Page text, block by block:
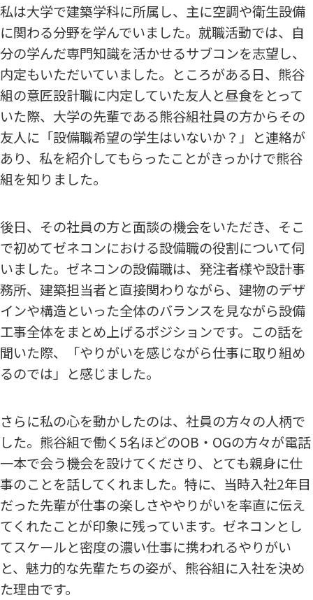
私は大学で建築学科に所属し、主に空調や衛生設備
に関わる分野を学んでいました。就職活動では、自
分の学んだ専門知識を活かせるサブコンを志望し、
内定もいただいていました。ところがある日、熊谷
組の意匠設計職に内定していた友人と昼食をとって
いた際、大学の先輩である熊谷組社員の方からその
友人に「設備職希望の学生はいないか？」と連絡が
あり、私を紹介してもらったことがきっかけで熊谷
組を知りました。
後日、その社員の方と面談の機会をいただき、そこ
で初めてゼネコンにおける設備職の役割について伺
いました。ゼネコンの設備職は、発注者様や設計事
務所、建築担当者と直接関わりながら、建物のデザ
インや構造といった全体のバランスを見ながら設備
工事全体をまとめ上げるポジションです。この話を
聞いた際、「やりがいを感じながら仕事に取り組め
るのでは」と感じました。
さらに私の心を動かしたのは、社員の方々の人柄で
した。熊谷組で働く5名ほどのOB・OGの方々が電話
一本で会う機会を設けてくださり、とても親身に仕
事のことを話してくれました。特に、当時入社2年目
だった先輩が仕事の楽しさややりがいを率直に伝え
てくれたことが印象に残っています。ゼネコンとし
てスケールと密度の濃い仕事に携われるやりがい
と、魅力的な先輩たちの姿が、熊谷組に入社を決め
た理由です。